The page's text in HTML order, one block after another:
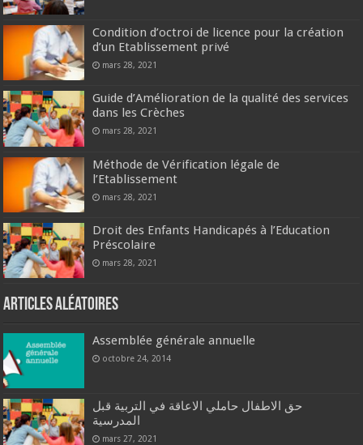
Condition d’octroi de licence pour la création
d’un Etablissement privé
mars 28, 2021
Guide d’Amélioration de la qualité des services
dans les Crèches
mars 28, 2021
Méthode de Vérification légale de
l’Etablissement
mars 28, 2021
Droit des Enfants Handicapés à l’Education
Préscolaire
mars 28, 2021
Articles aléatoires
Assemblée générale annuelle
octobre 24, 2014
حق الاطفال حاملي الاعاقة في التربية قبل
المدرسية
mars 27, 2021